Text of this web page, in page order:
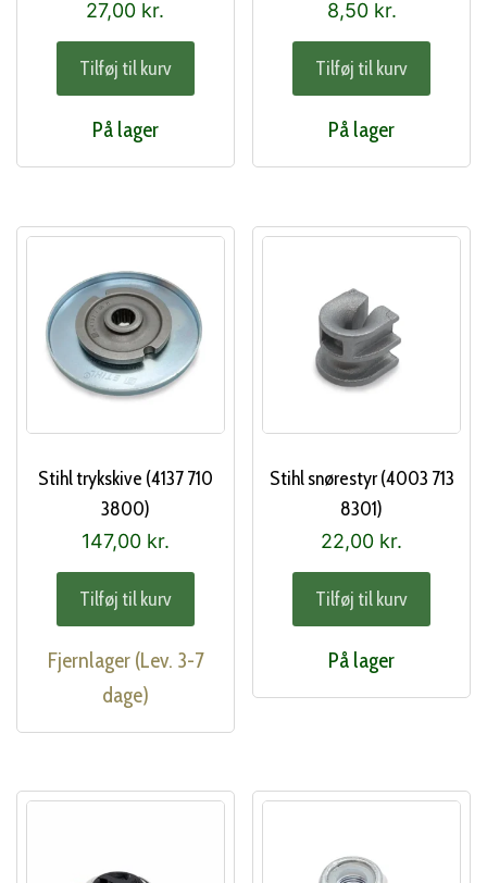
27,00 kr.
Tilføj til kurv
På lager
8,50 kr.
Tilføj til kurv
På lager
Stihl trykskive (4137 710
3800)
147,00 kr.
Tilføj til kurv
Fjernlager (Lev. 3-7
dage)
Stihl snørestyr (4003 713
8301)
22,00 kr.
Tilføj til kurv
På lager